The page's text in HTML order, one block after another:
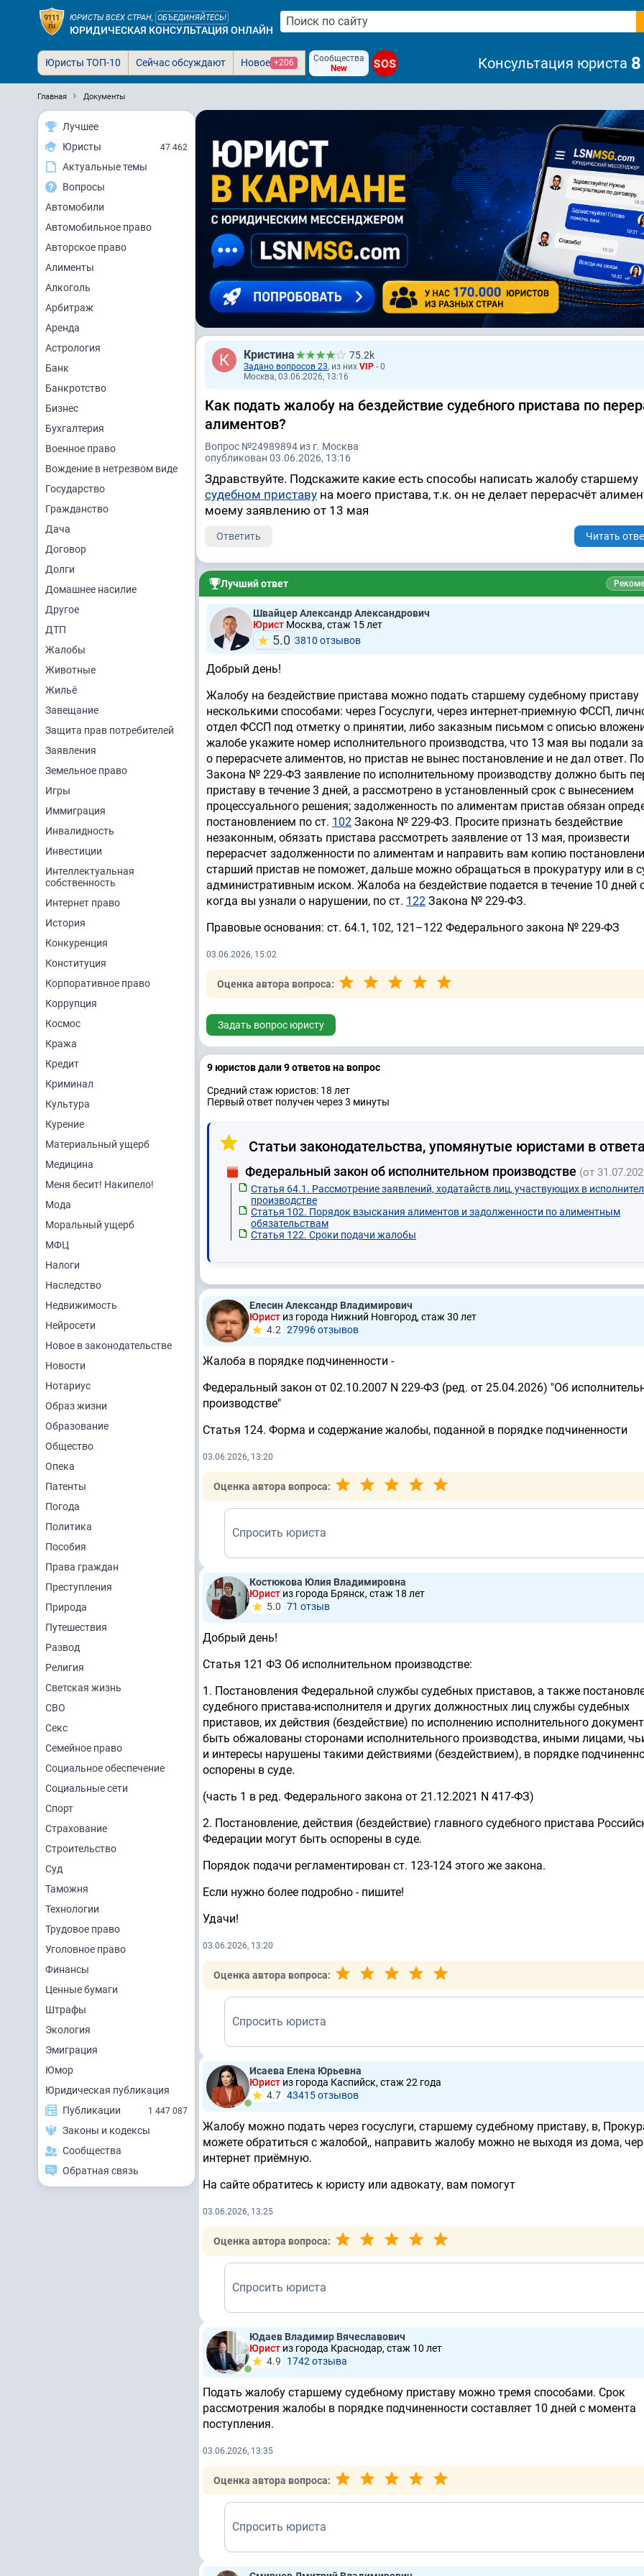
ЮРИСТЫ ВСЕХ СТРАН, ОБЪЕДИНЯЙТЕСЬ!
ЮРИДИЧЕСКАЯ КОНСУЛЬТАЦИЯ ОНЛАЙН
Юристы ТОП-10 Сейчас обсуждают Новое +206
Сообщества
New
SOS Консультация юриста
Главная Документы
Лучшее
Юристы
47 462
Актуальные темы
Вопросы
Автомобили
Автомобильное право
Авторское право
Алименты
Алкоголь
Арбитраж
Аренда
Астрология
Банк
Банкротство
Бизнес
Бухгалтерия
Военное право
Вождение в нетрезвом виде
Государство
Гражданство
Дача
Договор
Долги
Домашнее насилие
Другое
ДТП
Жалобы
Животные
Жильё
Завещание
Защита прав потребителей
Заявления
Земельное право
Игры
Иммиграция
Инвалидность
Инвестиции
Интеллектуальная
собственность
Интернет право
История
Конкуренция
Конституция
Корпоративное право
Коррупция
Космос
Кража
Кредит
Криминал
Культура
Курение
Материальный ущерб
Медицина
Меня бесит! Накипело!
Мода
Моральный ущерб
МФЦ
Налоги
Наследство
Недвижимость
Нейросети
Новое в законодательстве
Новости
Нотариус
Образ жизни
Образование
Общество
Опека
Патенты
Погода
Политика
Пособия
Права граждан
Преступления
Природа
Путешествия
Развод
Религия
Светская жизнь
СВО
Секс
Семейное право
Социальное обеспечение
Социальные сети
Спорт
Страхование
Строительство
Суд
Таможня
Технологии
Трудовое право
Уголовное право
Финансы
Ценные бумаги
Штрафы
Экология
Эмиграция
Юмор
Юридическая публикация
Публикации
1 447 087
Законы и кодексы
Сообщества
Обратная связь
Кристина 75.2k
Задано вопросов 23, из них VIP - 0
Москва, 03.06.2026, 13:16
Как подать жалобу на бездействие судебного пристава по
алиментов?
Вопрос №24989894 из г. Москва
опубликован 03.06.2026, 13:16
Здравствуйте. Подскажите какие есть способы написать жалобу старшему
судебном приставу на моего пристава, т.к. он не делает перерасчёт
моему заявлению от 13 мая
Ответить Читать
Лучший ответ
Швайцер Александр Александрович
Юрист Москва, стаж 15 лет
5.0 3810 отзывов
Добрый день!
Жалобу на бездействие пристава можно подать старшему судебному приставу
несколькими способами: через Госуслуги, через интернет-приемную ФССП,
отдел ФССП под отметку о принятии, либо заказным письмом с описью
жалобе укажите номер исполнительного производства, что 13 мая вы подали
о перерасчете алиментов, но пристав не вынес постановление и не дал ответ.
Закона № 229-ФЗ заявление по исполнительному производству должно быть
приставу в течение 3 дней, а рассмотрено в установленный срок с вынесением
процессуального решения; задолженность по алиментам пристав обязан
постановлением по ст. 102 Закона № 229-ФЗ. Просите признать бездействие
незаконным, обязать пристава рассмотреть заявление от 13 мая, произвести
перерасчет задолженности по алиментам и направить вам копию
старший пристав не поможет, дальше можно обращаться в прокуратуру или в
административным иском. Жалоба на бездействие подается в течение 10 дней
когда вы узнали о нарушении, по ст. 122 Закона № 229-ФЗ.
Правовые основания: ст. 64.1, 102, 121–122 Федерального закона № 229-ФЗ
03.06.2026, 15:02
Оценка автора вопроса:
Задать вопрос юристу
9 юристов дали 9 ответов на вопрос
Средний стаж юристов: 18 лет
Первый ответ получен через 3 минуты
Статьи законодательства, упомянутые юристами в
Федеральный закон об исполнительном производстве (от
Статья 64.1. Рассмотрение заявлений, ходатайств лиц, участвующих в
производстве
Статья 102. Порядок взыскания алиментов и задолженности по алиментным
обязательствам
Статья 122. Сроки подачи жалобы
Елесин Александр Владимирович
Юрист из города Нижний Новгород, стаж 30 лет
4.2 27996 отзывов
Жалоба в порядке подчиненности -
Федеральный закон от 02.10.2007 N 229-ФЗ (ред. от 25.04.2026) "Об
производстве"
Статья 124. Форма и содержание жалобы, поданной в порядке подчиненности
03.06.2026, 13:20
Оценка автора вопроса:
Спросить юриста
Костюкова Юлия Владимировна
Юрист из города Брянск, стаж 18 лет
5.0 71 отзыв
Добрый день!
Статья 121 ФЗ Об исполнительном производстве:
1. Постановления Федеральной службы судебных приставов, а также
судебного пристава-исполнителя и других должностных лиц службы судебных
приставов, их действия (бездействие) по исполнению исполнительного
быть обжалованы сторонами исполнительного производства, иными лицами,
и интересы нарушены такими действиями (бездействием), в порядке
оспорены в суде.
(часть 1 в ред. Федерального закона от 21.12.2021 N 417-ФЗ)
2. Постановление, действия (бездействие) главного судебного пристава
Федерации могут быть оспорены в суде.
Порядок подачи регламентирован ст. 123-124 этого же закона.
Если нужно более подробно - пишите!
Удачи!
03.06.2026, 13:20
Оценка автора вопроса:
Спросить юриста
Исаева Елена Юрьевна
Юрист из города Каспийск, стаж 22 годa
4.7 43415 отзывов
Жалобу можно подать через госуслуги, старшему судебному приставу, в,
можете обратиться с жалобой,, направить жалобу можно не выходя из дома,
интернет приёмную.
На сайте обратитесь к юристу или адвокату, вам помогут
03.06.2026, 13:25
Оценка автора вопроса:
Спросить юриста
Юдаев Владимир Вячеславович
Юрист из города Краснодар, стаж 10 лет
4.9
1742 отзывa
Подать жалобу старшему судебному приставу можно тремя способами. Срок
рассмотрения жалобы в порядке подчиненности составляет 10 дней с момента
поступления.
03.06.2026, 13:35
Оценка автора вопроса:
Спросить юриста